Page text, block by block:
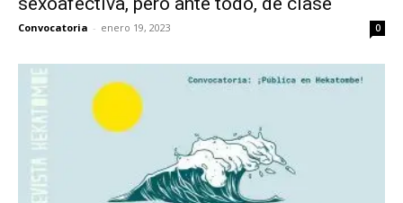
Convocatoria - enero 19, 2023 0